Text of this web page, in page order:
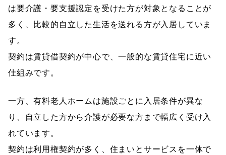
は要介護・要支援認定を受けた方が対象となることが
多く、比較的自立した生活を送れる方が入居していま
す。
契約は賃貸借契約が中心で、一般的な賃貸住宅に近い
仕組みです。
一方、有料老人ホームは施設ごとに入居条件が異な
り、自立した方から介護が必要な方まで幅広く受け入
れています。
契約は利用権契約が多く、住まいとサービスを一体で